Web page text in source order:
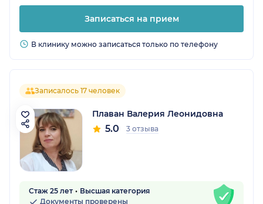
Записаться на прием
В клинику можно записаться только по телефону
Записалось 17 человек
Плаван Валерия Леонидовна
5.0 3 отзыва
Стаж 25 лет
Высшая категория
Документы проверены